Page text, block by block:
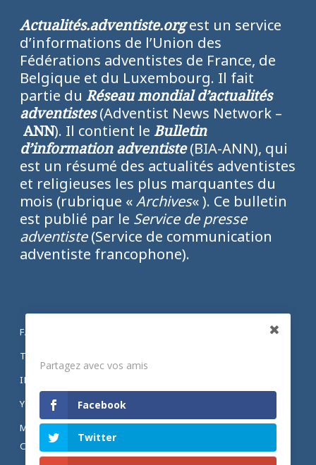
Actualités.adventiste.orgest un service
d’informations de l’Union des
Fédérations adventistes de France, de
Belgique et du Luxembourg. Il fait
partie du Réseau mondial d’actualités
adventistes(Adventist News Network –
ANN). Il contient le Bulletin
d’information adventiste(BIA-ANN), qui
est un résumé des actualités adventistes
et religieuses les plus marquantes du
mois (rubrique «Archives« ). Ce bulletin
est publié par le Service de presse
adventiste(Service de communication
adventiste francophone).
FACEBOOK
TWITTER
INSTAGRAM
YOUTUBE
MENTIONS LÉGALES ET POLITIQUE DE
CONFIDENTIALITÉ
Partagez avec vos amis
Facebook
Twitter